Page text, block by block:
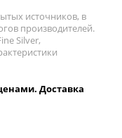
источников, в
производителей.
Silver,
Доставка